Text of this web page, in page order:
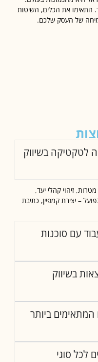
הכלים, השיטות
העסק שלכם.
בשיווק
קהלי יעד,
קמפיין, כתיבת
ביותר